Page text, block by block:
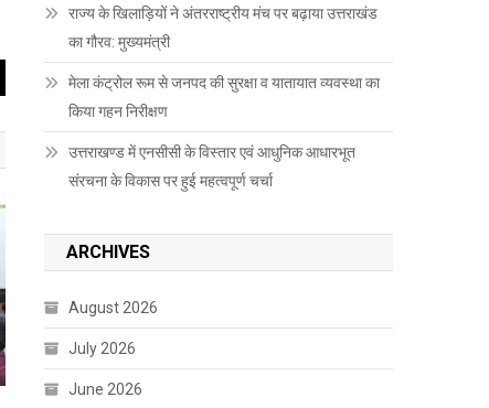
राज्य के खिलाड़ियों ने अंतरराष्ट्रीय मंच पर बढ़ाया उत्तराखंड
का गौरव: मुख्यमंत्री
मेला कंट्रोल रूम से जनपद की सुरक्षा व यातायात व्यवस्था का
किया गहन निरीक्षण
उत्तराखण्ड में एनसीसी के विस्तार एवं आधुनिक आधारभूत
संरचना के विकास पर हुई महत्वपूर्ण चर्चा
ARCHIVES
August 2026
July 2026
June 2026